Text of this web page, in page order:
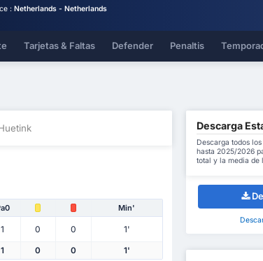
:Netherlands - Netherlands
Tarjetas & Faltas Defender Penaltis
Min'
1 0 0 1'
1 0 0 1'
Descarga
Descarga todos
hasta 2025/2026
total y la media de